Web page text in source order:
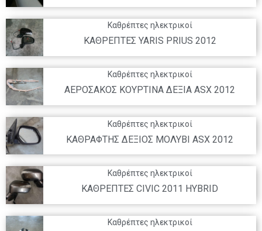
Καθρέπτες ηλεκτρικοί
KAΘΡΕΠΤΕΣ YARIS PRIUS 2012
Καθρέπτες ηλεκτρικοί
ΑΕΡΟΣΑΚΟΣ ΚΟΥΡΤΙΝΑ ΔΕΞΙΑ ASX 2012
Καθρέπτες ηλεκτρικοί
ΚΑΘΡΑΦΤΗΣ ΔΕΞΙΟΣ ΜΟΛΥΒΙ ASX 2012
Καθρέπτες ηλεκτρικοί
ΚΑΘΡΕΠΤΕΣ CIVIC 2011 HYBRID
Καθρέπτες ηλεκτρικοί